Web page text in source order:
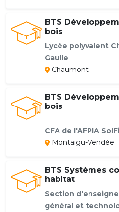
BTS
bois
Lycée polyvalent
Gaulle
Chaumont
BTS
bois
CFA de l'AFPIA
Montaigu-Vendée
BTS Systèmes
habitat
Section
général et